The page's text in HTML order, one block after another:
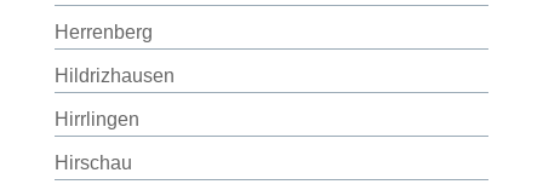
Herrenberg
Hildrizhausen
Hirrlingen
Hirschau